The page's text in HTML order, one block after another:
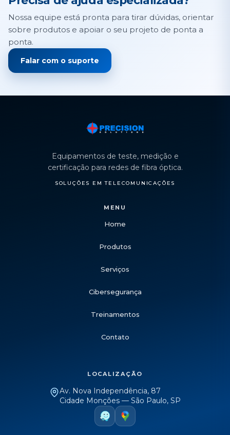
Nossa equipe está pronta para tirar dúvidas, orientar
sobre produtos e apoiar o seu projeto de ponta a
ponta.
Falar com o suporte
Equipamentos de teste, medição e
certificação para redes de fibra óptica.
SOLUÇÕES EM TELECOMUNICAÇÕES
MENU
Home
Produtos
Serviços
Cibersegurança
Treinamentos
Contato
LOCALIZAÇÃO
Av. Nova Independência, 87
Cidade Monções — São Paulo, SP